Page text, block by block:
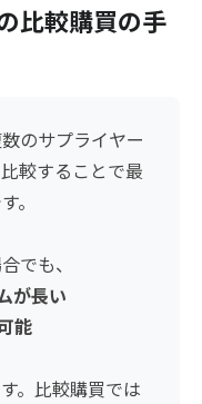
比較購買の手
のサプライヤー
較することで最
。
でも、
が長い
能
。比較購買では